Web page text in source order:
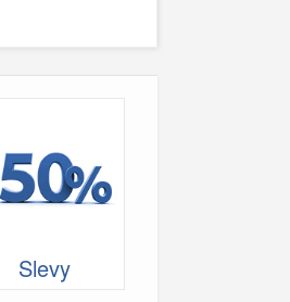
Slevy